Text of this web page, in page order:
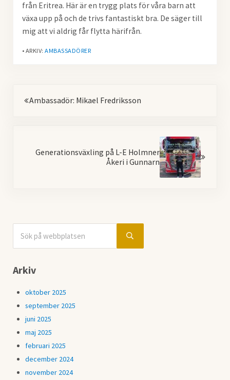
från Eritrea. Här är en trygg plats för våra barn att
växa upp på och de trivs fantastiskt bra. De säger till
mig att vi aldrig får flytta härifrån.
• ARKIV:AMBASSADÖRER
Ambassadör: Mikael Fredriksson
Generationsväxling på L-E Holmner
Åkeri i Gunnarn
Sidebar
Submit search
Arkiv
oktober 2025
september 2025
juni 2025
maj 2025
februari 2025
december 2024
november 2024